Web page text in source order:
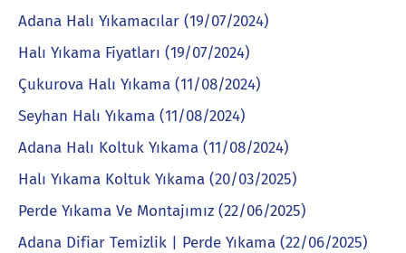
Adana Halı Yıkamacılar (19/07/2024)
Halı Yıkama Fiyatları (19/07/2024)
Çukurova Halı Yıkama (11/08/2024)
Seyhan Halı Yıkama (11/08/2024)
Adana Halı Koltuk Yıkama (11/08/2024)
Halı Yıkama Koltuk Yıkama (20/03/2025)
Perde Yıkama Ve Montajımız (22/06/2025)
Adana Difiar Temizlik | Perde Yıkama (22/06/2025)